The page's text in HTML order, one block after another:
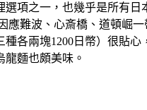
選項之一，也幾乎是所有
應難波、心斎橋、道頓崛
各兩塊1200日幣）很貼
麵也頗美味。